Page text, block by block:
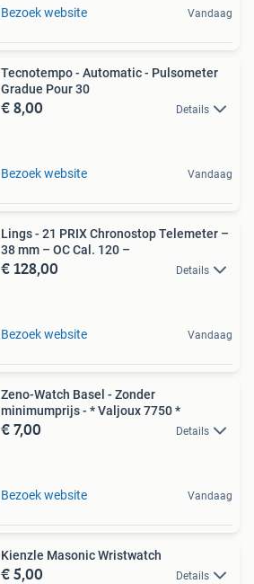
Bezoek website Vandaag
Tecnotempo - Automatic - Pulsometer
Gradue Pour 30
€ 8,00 Details
Bezoek website Vandaag
Lings - 21 PRIX Chronostop Telemeter –
38 mm – OC Cal. 120 –
€ 128,00 Details
Bezoek website Vandaag
Zeno-Watch Basel - Zonder
minimumprijs - * Valjoux 7750 *
€ 7,00 Details
Bezoek website Vandaag
Kienzle Masonic Wristwatch
€ 5,00 Details